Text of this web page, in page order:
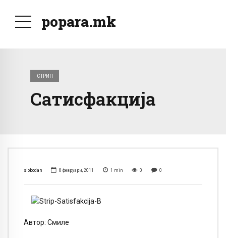
popara.mk
СТРИП
Сатисфакција
slobodan 8 февруари, 2011 1 min 0 0
Автор: Смиле